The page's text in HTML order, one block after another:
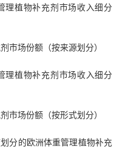
理植物补充剂市场收入细分
市场份额（按来源划分）
理植物补充剂市场收入细分
市场份额（按形式划分）
分的欧洲体重管理植物补充